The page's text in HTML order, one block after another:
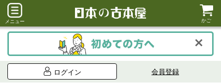
メニュー かご
ログイン 会員登録